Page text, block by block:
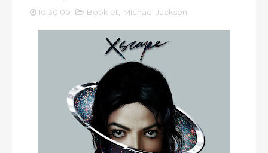
10:30:00 Booklet Michael Jackson